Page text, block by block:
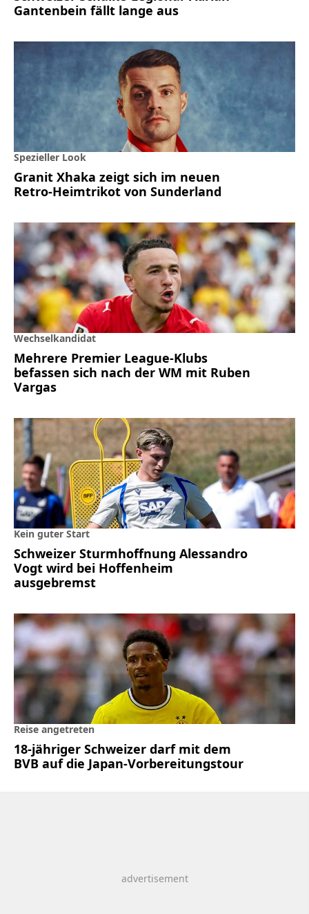
Gantenbein fällt lange aus
Spezieller Look
Granit Xhaka zeigt sich im neuen
Retro-Heimtrikot von Sunderland
Wechselkandidat
Mehrere Premier League-Klubs
befassen sich nach der WM mit Ruben
Vargas
Kein guter Start
Schweizer Sturmhoffnung Alessandro
Vogt wird bei Hoffenheim
ausgebremst
Reise angetreten
18-jähriger Schweizer darf mit dem
BVB auf die Japan-Vorbereitungstour